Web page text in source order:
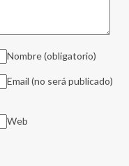
Nombre(obligatorio)
Email (no será publicado)
Web